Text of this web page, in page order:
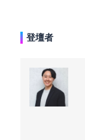
登壇者